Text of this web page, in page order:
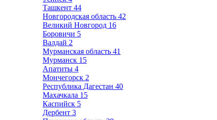
Ташкент 44
Новгородская область 42
Великий Новгород 16
Боровичи 5
Валдай 2
Мурманская область 41
Мурманск 15
Апатиты 4
Мончегорск 2
Республика Дагестан 40
Махачкала 15
Каспийск 5
Дербент 3